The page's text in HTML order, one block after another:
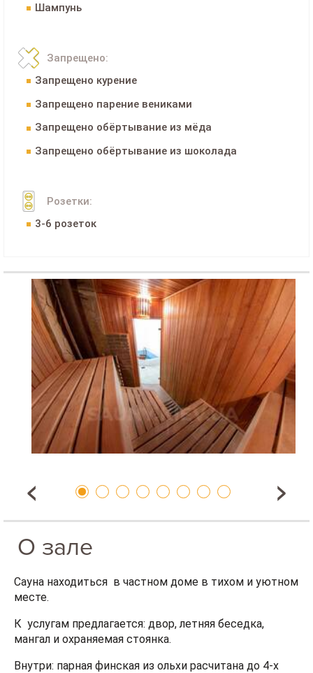
Шампунь
Запрещено:
Запрещено курение
Запрещено парение вениками
Запрещено обёртывание из мёда
Запрещено обёртывание из шоколада
Розетки:
3-6 розеток
О зале
Сауна находиться в частном доме в тихом и уютном
месте.
К услугам предлагается: двор, летняя беседка,
мангал и охраняемая стоянка.
Внутри: парная финская из ольхи расчитана до 4-х